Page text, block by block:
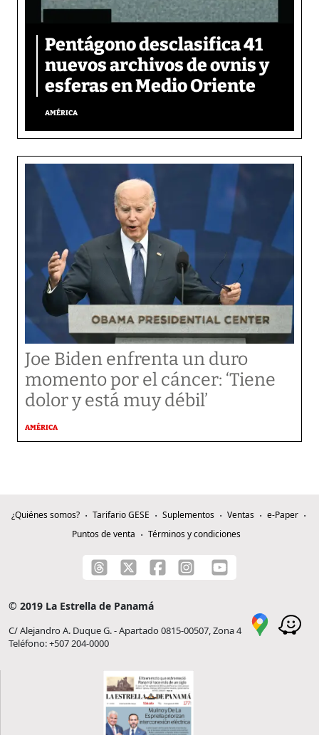
Pentágono desclasifica 41
nuevos archivos de ovnis y
esferas en Medio Oriente
AMÉRICA
Joe Biden enfrenta un duro
momento por el cáncer: ‘Tiene
dolor y está muy débil’
AMÉRICA
¿Quiénes somos? Tarifario GESE Suplementos Ventas
e-Paper
Puntos de venta
Términos y condiciones
© 2019 La Estrella de Panamá
C/ Alejandro A. Duque G. - Apartado 0815-00507, Zona 4
Teléfono: +507 204-0000